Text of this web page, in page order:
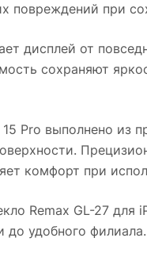
повреждений при
дисплей от
сохраняют
Pro выполнено из
комфорт при
Remax GL-27 для
удобного филиала.